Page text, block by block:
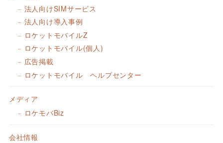
法人向けSIMサービス
法人向け導入事例
ロケットモバイルZ
ロケットモバイル(個人)
広告掲載
ロケットモバイル ヘルプセンター
メディア
ロケモバBiz
会社情報